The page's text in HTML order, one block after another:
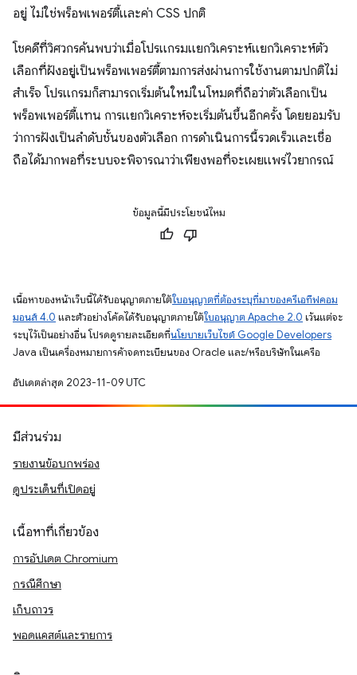
อยู่ ไม่ใช่พร็อพเพอร์ตี้และค่า CSS ปกติ
โชคดีที่วิศวกรค้นพบว่าเมื่อโปรแกรมแยกวิเคราะห์แยกวิเคราะห์ตัว
เลือกที่ฝังอยู่เป็นพร็อพเพอร์ตี้ตามการส่งผ่านการใช้งานตามปกติไม่
สำเร็จ โปรแกรมก็สามารถเริ่มต้นใหม่ในโหมดที่ถือว่าตัวเลือกเป็น
พร็อพเพอร์ตี้แทน การแยกวิเคราะห์จะเริ่มต้นขึ้นอีกครั้ง โดยยอมรับ
ว่าการฝังเป็นลําดับชั้นของตัวเลือก การดำเนินการนี้รวดเร็วและเชื่อ
ถือได้มากพอที่ระบบจะพิจารณาว่าเพียงพอที่จะเผยแพร่ไวยากรณ์
ข้อมูลนี้มีประโยชน์ไหม
เนื้อหาของหน้าเว็บนี้ได้รับอนุญาตภายใต้ใบอนุญาตที่ต้องระบุที่มาของครีเอทีฟคอม
มอนส์ 4.0 และตัวอย่างโค้ดได้รับอนุญาตภายใต้ใบอนุญาต Apache 2.0 เว้นแต่จะ
ระบุไว้เป็นอย่างอื่น โปรดดูรายละเอียดที่นโยบายเว็บไซต์ Google Developers
Java เป็นเครื่องหมายการค้าจดทะเบียนของ Oracle และ/หรือบริษัทในเครือ
อัปเดตล่าสุด 2023-11-09 UTC
มีส่วนร่วม
รายงานข้อบกพร่อง
ดูประเด็นที่เปิดอยู่
เนื้อหาที่เกี่ยวข้อง
การอัปเดต Chromium
กรณีศึกษา
เก็บถาวร
พอดแคสต์และรายการ